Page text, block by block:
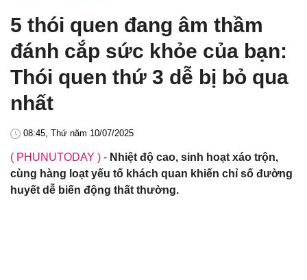
5 thói quen đang âm thầm
đánh cắp sức khỏe của bạn:
Thói quen thứ 3 dễ bị bỏ qua
nhất
08:45, Thứ năm 10/07/2025
( PHUNUTODAY ) - Nhiệt độ cao, sinh hoạt xáo trộn,
cùng hàng loạt yếu tố khách quan khiến chỉ số đường
huyết dễ biến động thất thường.